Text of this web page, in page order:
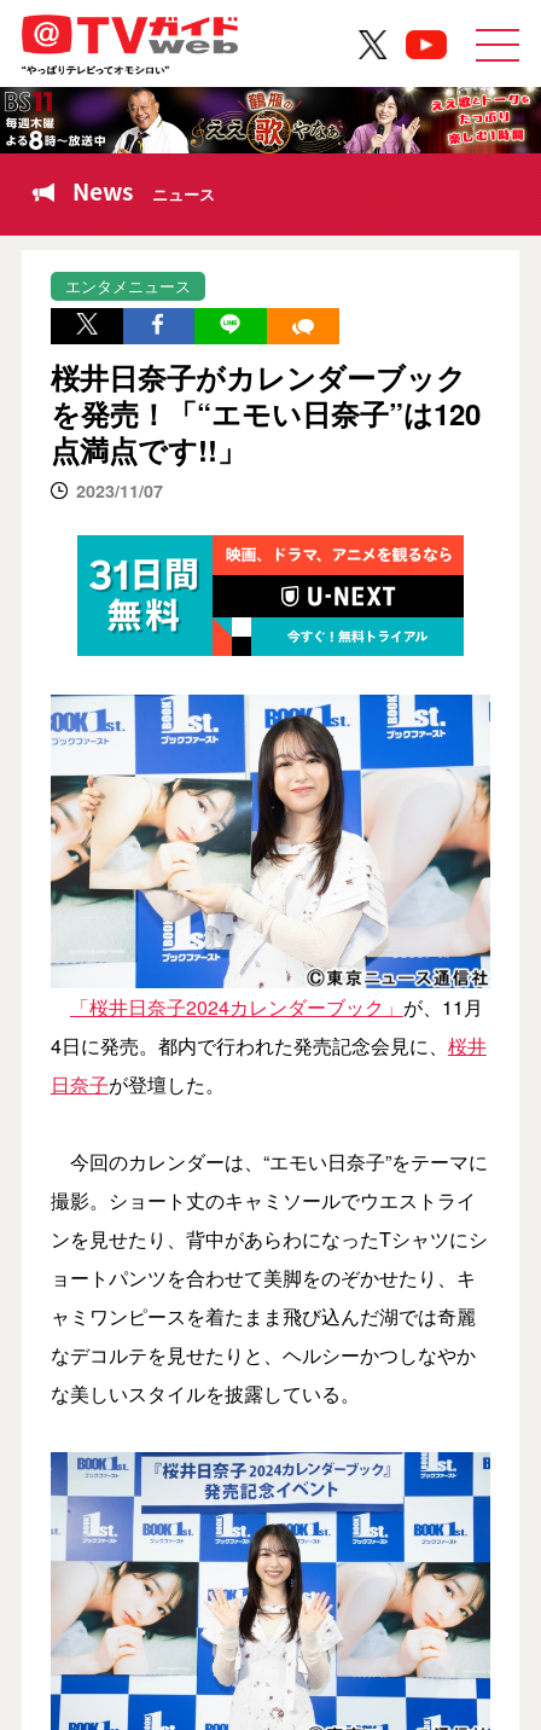
News ニュース
エンタメニュース
桜井日奈子がカレンダーブック
を発売！「“エモい日奈子”は120
点満点です!!」
2023/11/07
「桜井日奈子2024カレンダーブック」 が、11月
4日に発売。都内で行われた発売記念会見に、 桜井
日奈子が登壇した。
今回のカレンダーは、“エモい日奈子”をテーマに
撮影。ショート丈のキャミソールでウエストライ
ンを見せたり、背中があらわになったTシャツにシ
ョートパンツを合わせて美脚をのぞかせたり、キ
ャミワンピースを着たまま飛び込んだ湖では奇麗
なデコルテを見せたりと、ヘルシーかつしなやか
な美しいスタイルを披露している。